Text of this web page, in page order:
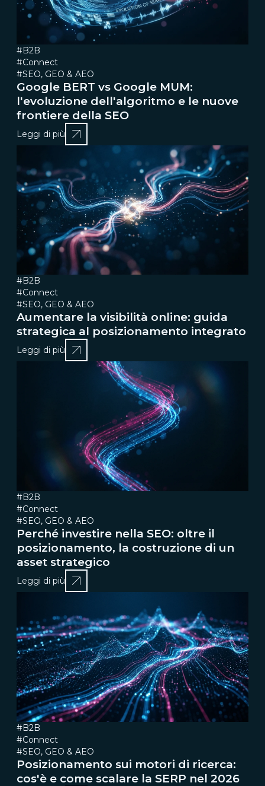
#B2B
#Connect
#SEO, GEO & AEO
Google BERT vs Google MUM:
l'evoluzione dell'algoritmo e le nuove
frontiere della SEO
Leggi di più
#B2B
#Connect
#SEO, GEO & AEO
Aumentare la visibilità online: guida
strategica al posizionamento integrato
Leggi di più
#B2B
#Connect
#SEO, GEO & AEO
Perché investire nella SEO: oltre il
posizionamento, la costruzione di un
asset strategico
Leggi di più
#B2B
#Connect
#SEO, GEO & AEO
Posizionamento sui motori di ricerca:
cos'è e come scalare la SERP nel 2026